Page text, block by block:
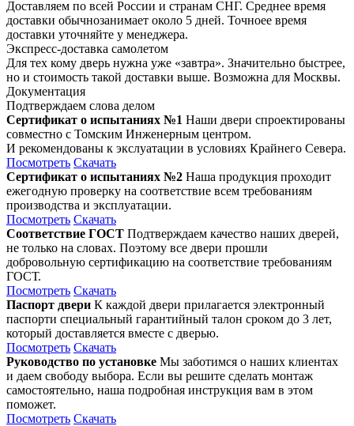
Доставляем по всей России и странам СНГ. Среднее время
доставки обычнозанимает около 5 дней. Точноее время
доставки уточняйте у менеджера.
Экспресс-доставка самолетом
Для тех кому дверь нужна уже «завтра». Значительно быстрее,
но и стоимость такой доставки выше. Возможна для Москвы.
Документация
Подтверждаем слова делом
Сертификат о испытаниях №1 Наши двери спроектированы
совместно с Томским Инженерным центром.
И рекомендованы к экслуатации в условиях Крайнего Севера.
Посмотреть Скачать
Сертификат о испытаниях №2 Наша продукция проходит
ежегодную проверку на соответствие всем требованиям
производства и эксплуатации.
Посмотреть Скачать
Соответствие ГОСТ Подтверждаем качество наших дверей,
не только на словах. Поэтому все двери прошли
добровольную сертификацию на соответствие требованиям
ГОСТ.
Посмотреть Скачать
Паспорт двери К каждой двери прилагается электронный
паспорти специальный гарантийный талон сроком до 3 лет,
который доставляется вместе с дверью.
Посмотреть Скачать
Руководство по установке Мы заботимся о наших клиентах
и даем свободу выбора. Если вы решите сделать монтаж
самостоятельно, наша подробная инструкция вам в этом
поможет.
Посмотреть Скачать